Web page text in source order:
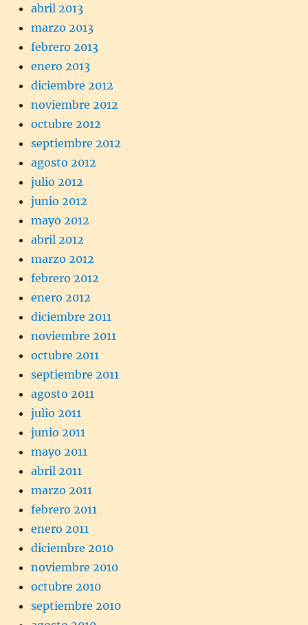
abril 2013
marzo 2013
febrero 2013
enero 2013
diciembre 2012
noviembre 2012
octubre 2012
septiembre 2012
agosto 2012
julio 2012
junio 2012
mayo 2012
abril 2012
marzo 2012
febrero 2012
enero 2012
diciembre 2011
noviembre 2011
octubre 2011
septiembre 2011
agosto 2011
julio 2011
junio 2011
mayo 2011
abril 2011
marzo 2011
febrero 2011
enero 2011
diciembre 2010
noviembre 2010
octubre 2010
septiembre 2010